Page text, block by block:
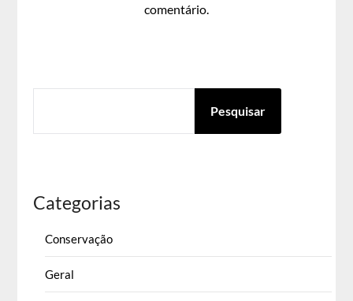
comentário.
Pesquisar
Categorias
Conservação
Geral